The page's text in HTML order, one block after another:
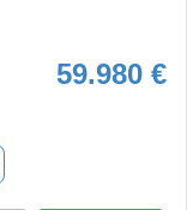
59.980 €